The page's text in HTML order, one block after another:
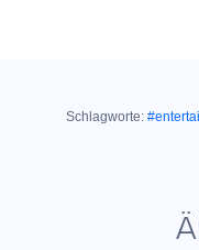
Schlagworte: